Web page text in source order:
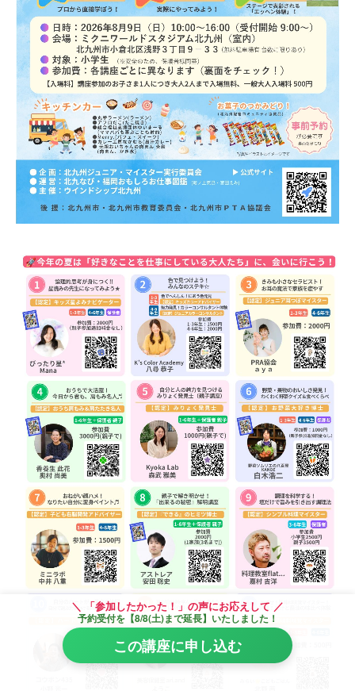
＼ 「参加したかった！」の声にお応えして ／
予約受付を【8/8(土)まで延長】いたしました！
この講座に申し込む